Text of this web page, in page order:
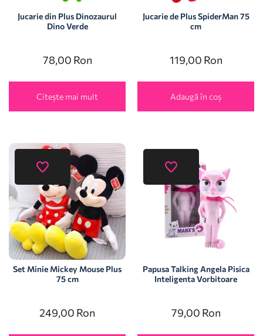
Jucarie din Plus Dinozaurul
Dino Verde
78,00 Ron
Citește mai mult
Jucarie de Plus SpiderMan 75
cm
119,00 Ron
Adaugă în coș
Set Minie Mickey Mouse Plus
75 cm
249,00 Ron
Papusa Talking Angela Pisica
Inteligenta Vorbitoare
79,00 Ron